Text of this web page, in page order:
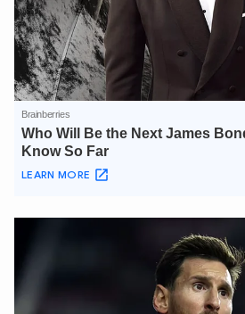
An Ninh Thủ Đô nhé. Tôi sẵn